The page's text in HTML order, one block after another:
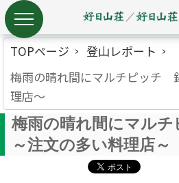
TOPページ
登山レポート
梅雨の晴れ間にマルチピッチ
理店～
梅雨の晴れ間にマル
～注文の多い料理店～